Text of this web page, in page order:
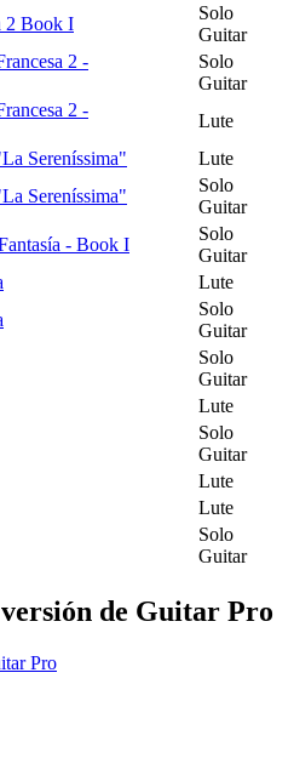
2 Book I
Solo
Guitar
2 -
Solo
Guitar
2 -
Lute
Sereníssima"
Lute
Sereníssima"
Solo
Guitar
- Book I
Solo
Guitar
Lute
Solo
Guitar
Solo
Guitar
Lute
Solo
Guitar
Lute
Lute
Solo
Guitar
de Guitar Pro
Pro